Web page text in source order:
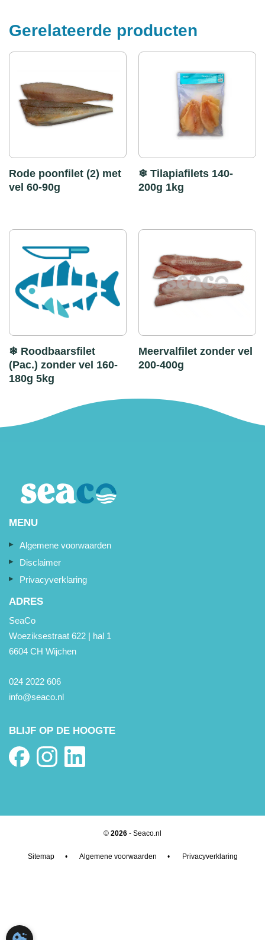
Gerelateerde producten
Rode poonfilet (2) met
vel 60-90g
❄ Tilapiafilets 140-
200g 1kg
❄ Roodbaarsfilet
(Pac.) zonder vel 160-
180g 5kg
Meervalfilet zonder vel
200-400g
MENU
Algemene voorwaarden
Disclaimer
Privacyverklaring
ADRES
SeaCo
Woeziksestraat 622 | hal 1
6604 CH Wijchen
024 2022 606
info@seaco.nl
BLIJF OP DE HOOGTE
© 2026 - Seaco.nl
Sitemap• Algemene voorwaarden • Privacyverklaring